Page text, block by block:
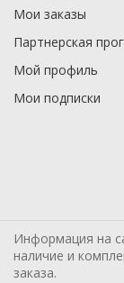
Мои заказы
Партнерская
Мой профиль
Мои подписки
Информация на
наличие и
заказа.